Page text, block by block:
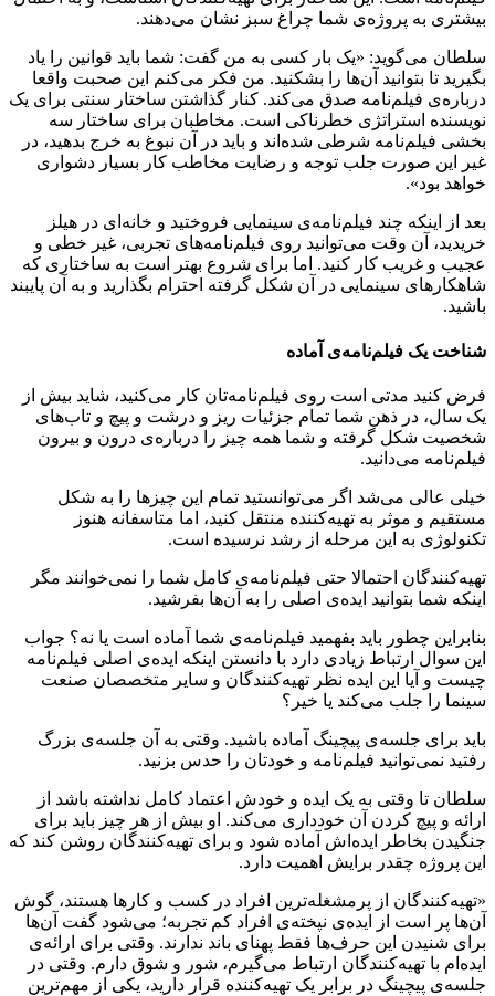
بیشتری به پروژه‌ی شما چراغ سبز نشان می‌دهند.
سلطان می‌گوید: «یک بار کسی به من گفت: شما باید قوانین را یاد
بگیرید تا بتوانید آن‌ها را بشکنید. من فکر می‌کنم این صحبت واقعا
درباره‌ی فیلم‌نامه صدق می‌کند. کنار گذاشتن ساختار سنتی برای یک
نویسنده استراتژی خطرناکی است. مخاطبان برای ساختار سه
بخشی فیلم‌نامه شرطی شده‌اند و باید در آن نبوغ به خرج بدهید، در
غیر این صورت جلب توجه و رضایت مخاطب کار بسیار دشواری
خواهد بود».
بعد از اینکه چند فیلم‌نامه‌ی سینمایی فروختید و خانه‌ای در هیلز
خریدید، آن وقت می‌توانید روی فیلم‌نامه‌های تجربی، غیر خطی و
عجیب و غریب کار کنید. اما برای شروع بهتر است به ساختاری که
شاهکارهای سینمایی در آن شکل گرفته احترام بگذارید و به آن پایبند
باشید.
شناخت یک فیلم‌نامه‌ی آماده
فرض کنید مدتی است روی فیلم‌نامه‌تان کار می‌کنید، شاید بیش از
یک سال، در ذهن شما تمام جزئیات ریز و درشت و پیچ و تاب‌های
شخصیت شکل گرفته و شما همه چیز را درباره‌ی درون و بیرون
فیلم‌نامه می‌دانید.
خیلی عالی می‌شد اگر می‌توانستید تمام این چیزها را به شکل
مستقیم و موثر به تهیه‌کننده منتقل کنید، اما متاسفانه هنوز
تکنولوژی به این مرحله از رشد نرسیده است.
تهیه‌کنندگان احتمالا حتی فیلم‌نامه‌ی کامل شما را نمی‌خوانند مگر
اینکه شما بتوانید ایده‌ی اصلی را به آن‌ها بفرشید.
بنابراین چطور باید بفهمید فیلم‌نامه‌ی شما آماده است یا نه؟ جواب
این سوال ارتباط زیادی دارد با دانستن اینکه ایده‌ی اصلی فیلم‌نامه
چیست و آیا این ایده نظر تهیه‌کنندگان و سایر متخصصان صنعت
سینما را جلب می‌کند یا خیر؟
باید برای جلسه‌ی پیچینگ آماده باشید. وقتی به آن جلسه‌ی بزرگ
رفتید نمی‌توانید فیلم‌نامه و خودتان را حدس بزنید.
سلطان تا وقتی به یک ایده و خودش اعتماد کامل نداشته باشد از
ارائه و پیچ کردن آن خودداری می‌کند. او بیش از هر چیز باید برای
جنگیدن بخاطر ایده‌اش آماده شود و برای تهیه‌کنندگان روشن کند که
این پروژه چقدر برایش اهمیت دارد.
«تهیه‌کنندگان از پرمشغله‌ترین افراد در کسب و کارها هستند، گوش
آن‌ها پر است از ایده‌ی نپخته‌ی افراد کم تجربه؛ می‌شود گفت آن‌ها
برای شنیدن این حرف‌ها فقط پهنای باند ندارند. وقتی برای ارائه‌ی
ایده‌ام با تهیه‌کنندگان ارتباط می‌گیرم، شور و شوق دارم. وقتی در
جلسه‌ی پیچینگ در برابر یک تهیه‌کننده قرار دارید، یکی از مهم‌ترین